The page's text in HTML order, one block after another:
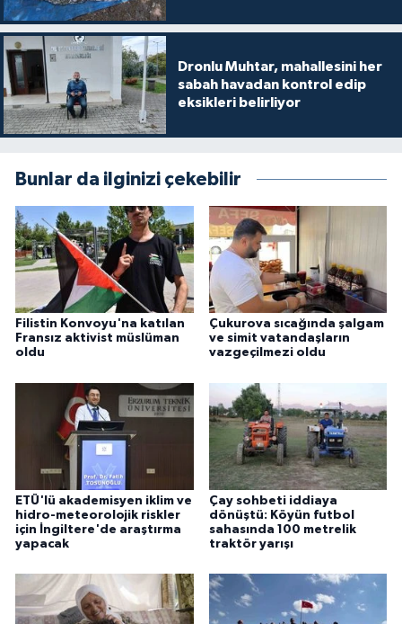
Dronlu Muhtar, mahallesini her
sabah havadan kontrol edip
eksikleri belirliyor
Bunlar da ilginizi çekebilir
Filistin Konvoyu'na katılan
Fransız aktivist müslüman
oldu
Çukurova sıcağında şalgam
ve simit vatandaşların
vazgeçilmezi oldu
ETÜ'lü akademisyen iklim ve
hidro-meteorolojik riskler
için İngiltere'de araştırma
yapacak
Çay sohbeti iddiaya
dönüştü: Köyün futbol
sahasında 100 metrelik
traktör yarışı